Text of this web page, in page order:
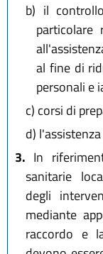
b) il
particolare
al fine di
personali e
c) corsi di
d)
3. In
sanitarie
degli
mediante
raccordo e